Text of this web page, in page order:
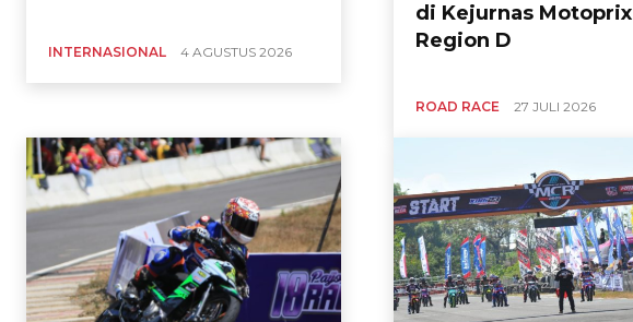
INTERNASIONAL 4 AGUSTUS 2026
di Kejurnas Motoprix
Region D
ROAD RACE 27 JULI 2026